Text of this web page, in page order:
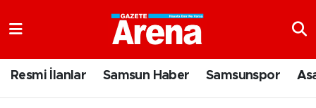
Resmi İlanlar Samsun Haber Samsunspor